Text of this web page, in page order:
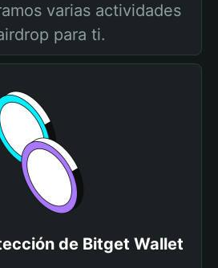
varias actividades
para ti.
de Bitget Wallet